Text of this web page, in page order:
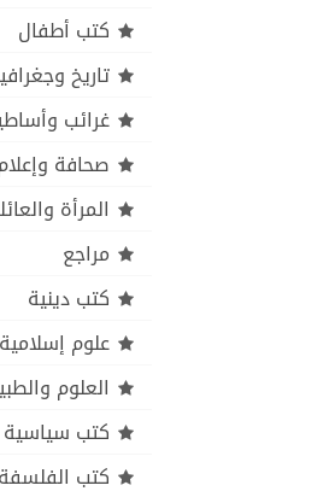
كتب أطفال
تاريخ
غرائب
صحافة
المرأة
مراجع
كتب دينية
علوم إسلامية
العلوم
كتب سياسية
كتب الفلسفة